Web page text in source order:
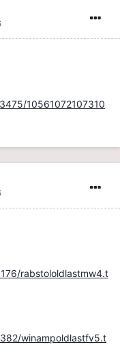
10561072107310
rabstololdlastmw4.t
winampoldlastfv5.t